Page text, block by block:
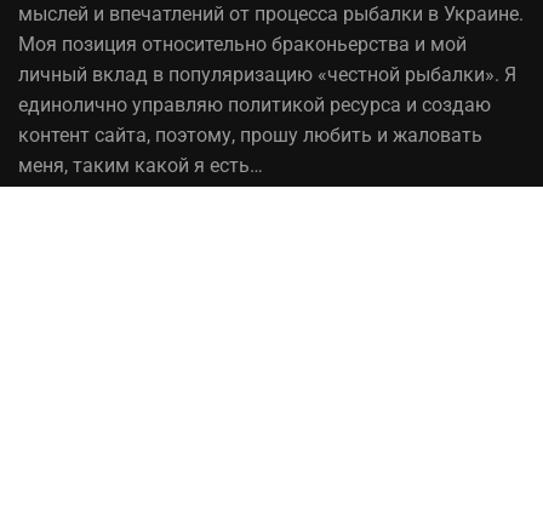
мыслей и впечатлений от процесса рыбалки в Украине.
Моя позиция относительно браконьерства и мой
личный вклад в популяризацию «честной рыбалки». Я
единолично управляю политикой ресурса и создаю
контент сайта, поэтому, прошу любить и жаловать
меня, таким какой я есть…